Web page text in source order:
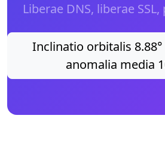
Liberae DNS, liberae
Inclinatio orbitalis
anomalia media